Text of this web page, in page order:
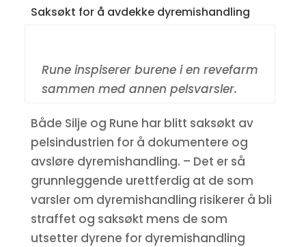
Saksøkt for å avdekke dyremishandling
Rune inspiserer burene i en revefarm
sammen med annen pelsvarsler.
Både Silje og Rune har blitt saksøkt av
pelsindustrien for å dokumentere og
avsløre dyremishandling. – Det er så
grunnleggende urettferdig at de som
varsler om dyremishandling risikerer å bli
straffet og saksøkt mens de som
utsetter dyrene for dyremishandling